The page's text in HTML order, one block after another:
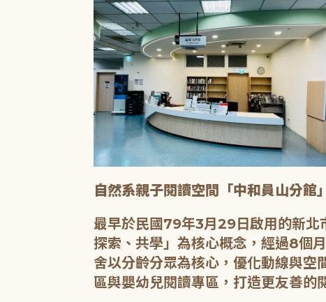
自然系親子閱讀空間「中和員山分館
最早於民國79年3月29日啟用的新北
探索、共學」為核心概念，經過8個
舍以分齡分眾為核心，優化動線與空
區與嬰幼兒閱讀專區，打造更友善的